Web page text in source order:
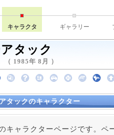
キャラクタ ギャラリー
タック
1985年 8月 ）
タックのキャラクター
キャラクターページです。ペ